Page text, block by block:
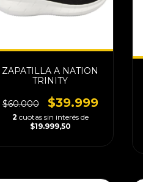
ZAPATILLA A NATION
TRINITY
$60.000 $39.999
2 cuotas sin interés de
$19.999,50